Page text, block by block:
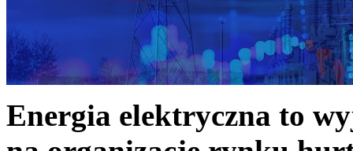
Energia elektryczna to